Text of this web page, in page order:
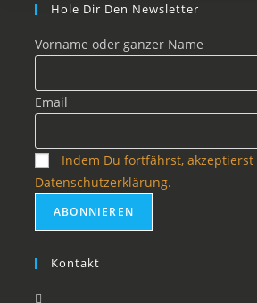
Hole Dir Den Newsletter
Vorname oder ganzer Name
Email
Indem Du fortfährst, akzeptierst
Datenschutzerklärung.
Kontakt